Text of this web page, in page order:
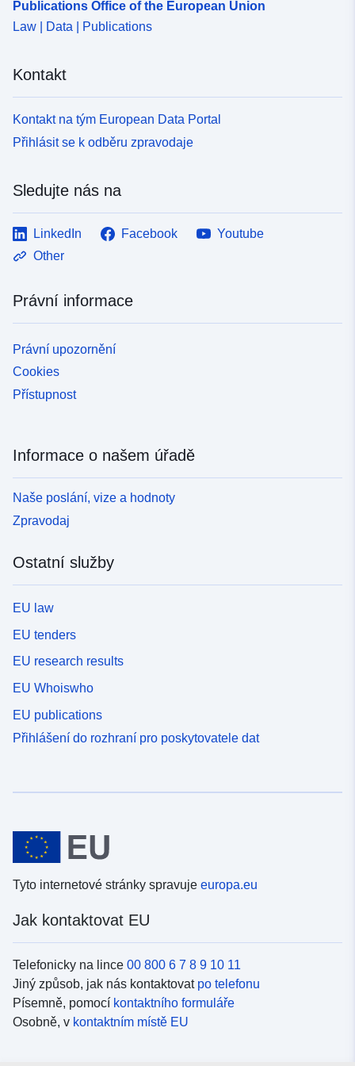
http://data.europa.eu/eli/reg/2009/
Publications Office of the European Union
Law | Data | Publications
Kontakt
Kontakt na tým European Data Portal
Přihlásit se k odběru zpravodaje
Sledujte nás na
LinkedIn Facebook
Youtube
Other
Právní informace
Právní upozornění
Cookies
Přístupnost
Informace o našem úřadě
Naše poslání, vize a hodnoty
Zpravodaj
Ostatní služby
EU law
EU tenders
EU research results
EU Whoiswho
EU publications
Přihlášení do rozhraní pro poskytovatele dat
Tyto internetové stránky spravuje europa.eu
Jak kontaktovat EU
Telefonicky na lince 00 800 6 7 8 9 10 11
Jiný způsob, jak nás kontaktovat po telefonu
Písemně, pomocí kontaktního formuláře
Osobně, v kontaktním místě EU